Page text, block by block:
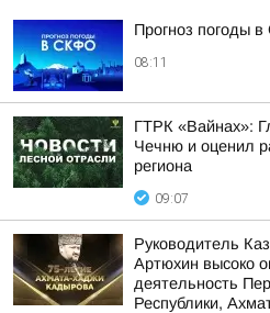
Прогноз погоды
08:11
ГТРК «Вайнах»:
Чечню и оценил
региона
09:07
Руководитель
Артюхин высоко
деятельность
Республики,